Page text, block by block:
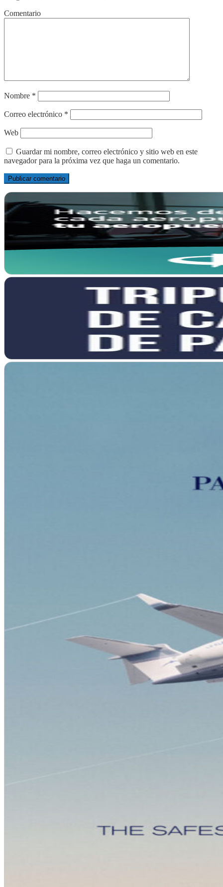
Comentario
Nombre *
Correo electrónico *
Web
Guardar mi nombre, correo electrónico y sitio web en este
navegador para la próxima vez que haga un comentario.